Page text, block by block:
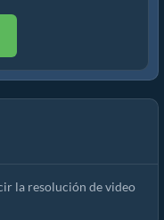
(Guía simple)
la resolución de video